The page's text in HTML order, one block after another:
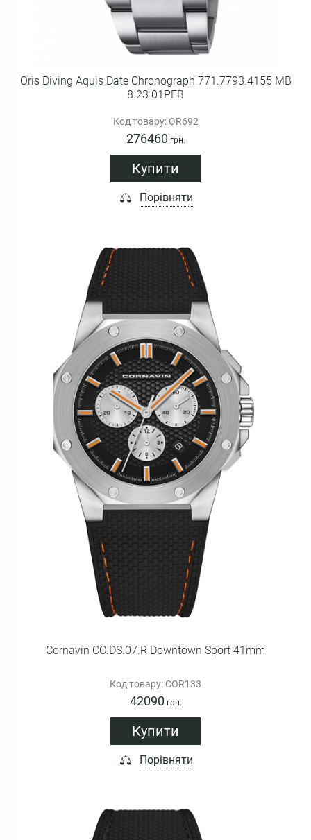
Oris Diving Aquis Date Chronograph 771.7793.4155 MB
8.23.01PEB
Код товару: OR692
276460 грн.
Купити
Порівняти
Cornavin CO.DS.07.R Downtown Sport 41mm
Код товару: COR133
42090 грн.
Купити
Порівняти